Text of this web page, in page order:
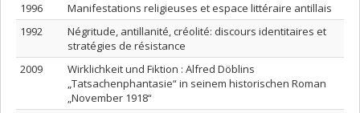
1996
Manifestations religieuses et espace littéraire antillais
1992
Négritude, antillanité, créolité: discours identitaires et
stratégies de résistance
2009
Wirklichkeit und Fiktion : Alfred Döblins
„Tatsachenphantasie“ in seinem historischen Roman
„November 1918“